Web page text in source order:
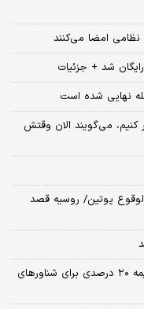
شد + جزئیات
نهایی شده است
کنیم، می‌گویند الان وقتش
پوتین/ روسیه قصد
جزئیاتی از طرح راهبردی امنیت تنگه هرمز/جریمه ۲۰ درصدی برای شناورهای